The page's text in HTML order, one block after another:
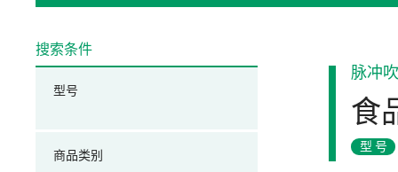
脉冲吹
食
型号
搜索条件
型号
商品类别